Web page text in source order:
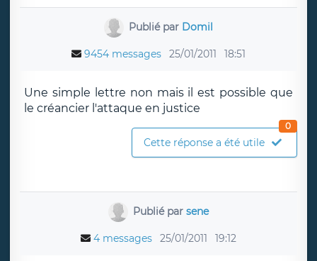
Publié par Domil
9454 messages 25/01/2011 18:51
Une simple lettre non mais il est possible que
le créancier l'attaque en justice
Cette réponse a été utile
0
Publié parsene
4 messages 25/01/2011 19:12